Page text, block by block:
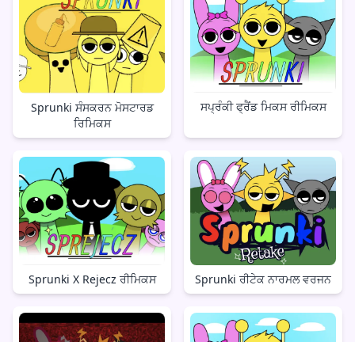
Sprunki ਸੰਸਕਰਨ ਮੋਸਟਾਰਡ
ਰਿਮਿਕਸ
ਸਪ੍ਰੰਕੀ ਫ੍ਰੈਂਡ ਮਿਕਸ ਰੀਮਿਕਸ
Sprunki X Rejecz ਰੀਮਿਕਸ Sprunki ਰੀਟੇਕ ਨਾਰਮਲ ਵਰਜਨ